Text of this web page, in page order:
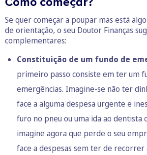
Se quer começar a poupar mas está
de orientação, o seu Doutor Finanças
complementares:
Constituição de um fundo de
primeiro passo consiste em ter um
emergências. Imagine-se não ter
face a alguma despesa urgente e
furo no pneu ou uma ida ao dentista
imagine agora que perde o seu
face a despesas sem ter de recorrer